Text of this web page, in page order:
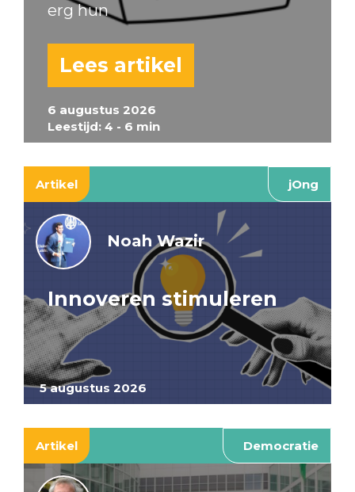
6 augustus 2026
Leestijd: 4 - 6 min
erg hun
Lees artikel
Artikel jOng
5 augustus 2026
Noah Wazir
Innoveren stimuleren
Artikel Democratie